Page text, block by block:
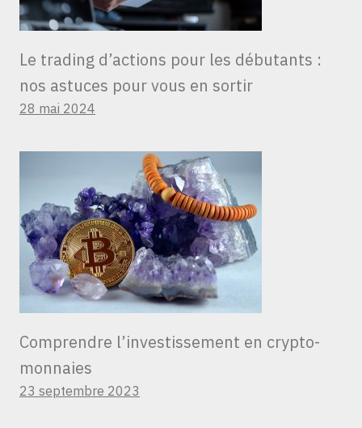
Le trading d’actions pour les débutants :
nos astuces pour vous en sortir
28 mai 2024
Comprendre l’investissement en crypto-
monnaies
23 septembre 2023